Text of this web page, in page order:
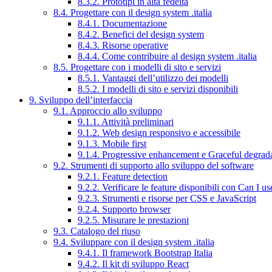
8.4. Progettare con il design system .italia
8.4.1. Documentazione
8.4.2. Benefici del design system
8.4.3. Risorse operative
8.4.4. Come contribuire al design system .italia
8.5. Progettare con i modelli di sito e servizi
8.5.1. Vantaggi dell’utilizzo dei modelli
8.5.2. I modelli di sito e servizi disponibili
9. Sviluppo dell’interfaccia
9.1. Approccio allo sviluppo
9.1.1. Attività preliminari
9.1.2. Web design responsivo e accessibile
9.1.3. Mobile first
9.1.4. Progressive enhancement e Graceful
9.2. Strumenti di supporto allo sviluppo del software
9.2.1. Feature detection
9.2.2. Verificare le feature disponibili con Can I
9.2.3. Strumenti e risorse per CSS e JavaScript
9.2.4. Supporto browser
9.2.5. Misurare le prestazioni
9.3. Catalogo del riuso
9.4. Sviluppare con il design system .italia
9.4.1. Il framework Bootstrap Italia
9.4.2. Il kit di sviluppo React